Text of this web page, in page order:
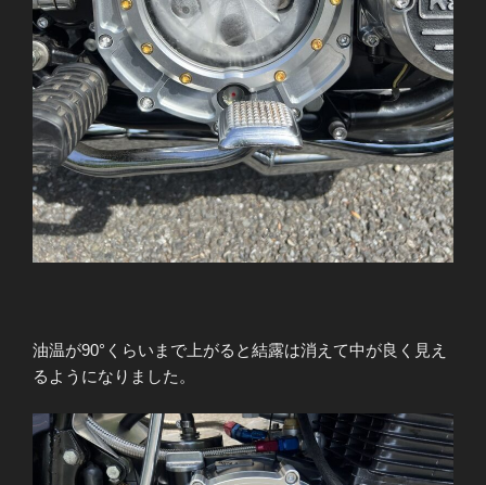
油温が90°くらいまで上がると結露は消えて中が良く見え
るようになりました。